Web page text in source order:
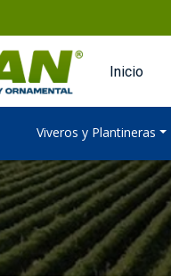
Inicio
Viveros y Plantineras